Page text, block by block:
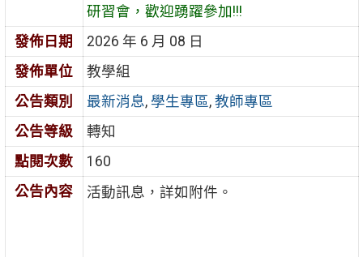
研習會，歡迎踴躍參加!!!
發佈日期
2026 年 6 月 08 日
發佈單位
教學組
公告類別
最新消息, 學生專區, 教師專區
公告等級
轉知
點閱次數
160
公告內容
活動訊息，詳如附件。